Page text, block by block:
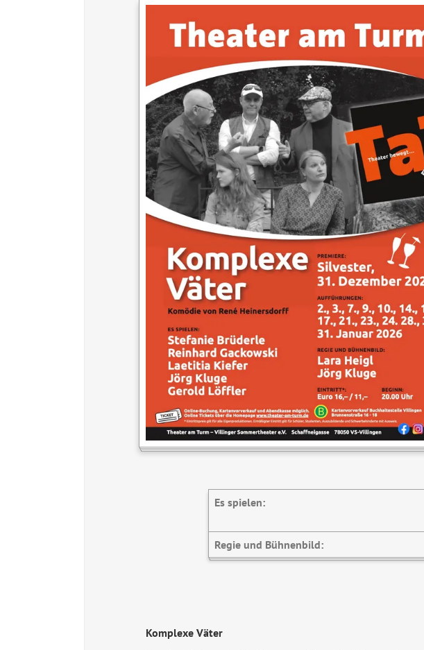
Es spielen:
Regie und Bühnenbild:
Komplexe Väter